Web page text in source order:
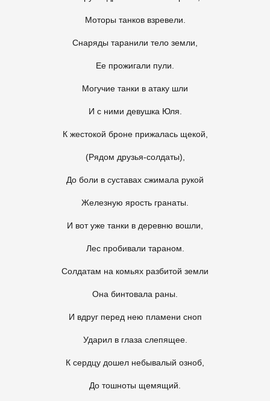
Моторы танков взревели.
Снаряды таранили тело земли,
Ее прожигали пули.
Могучие танки в атаку шли
И с ними девушка Юля.
К жестокой броне прижалась щекой,
(Рядом друзья-солдаты),
До боли в суставах сжимала рукой
Железную ярость гранаты.
И вот уже танки в деревню вошли,
Лес пробивали тараном.
Солдатам на комьях разбитой земли
Она бинтовала раны.
И вдруг перед нею пламени сноп
Ударил в глаза слепящее.
К сердцу дошел небывалый озноб,
До тошноты щемящий.